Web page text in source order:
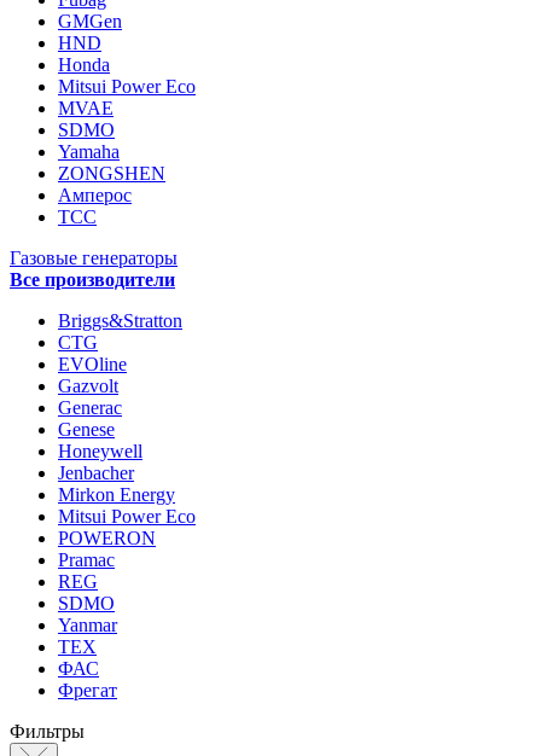
GMGen
HND
Honda
Mitsui Power Eco
MVAE
SDMO
Yamaha
ZONGSHEN
Амперос
ТСС
Газовые генераторы
Все производители
Briggs&Stratton
CTG
EVOline
Gazvolt
Generac
Genese
Honeywell
Jenbacher
Mirkon Energy
Mitsui Power Eco
POWERON
Pramac
REG
SDMO
Yanmar
ТЕХ
ФАС
Фрегат
Фильтры